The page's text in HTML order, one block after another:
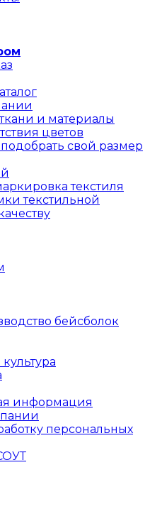
и материалы
цветов
свой размер
текстиля
текстильной
бейсболок
информация
персональных